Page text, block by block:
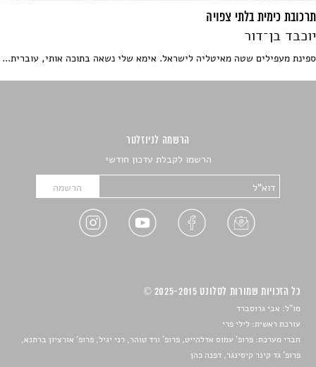
תרכובת כימית בלתי צפויה
יוכבד בן־דור
ספינת מעפילים שטה מאיטליה לישראל. אימא שלי נשאה בתוכה אותי, עוברית...
הרשמה לניוזלטר
הרשמו לקבלת עדכון חודשי
כל הזכויות שמורות לסלונט 2025-2015 ©
מו"ל: אבי גרוסברד
עורכת ראשית: לילי פרי
חברי מערכת: פרופ' עמוס אדלהייט, פרופ' ורד טוהר, רני יגיל, פרופ' אורציון ברתנא,
פרופ' גד קינר קיסינגר, דפנה כהן